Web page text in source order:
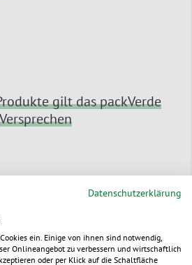
gilt das packVerde
Versprechen
Lieferung
bis Mo-Do 15:30 Uhr, Fr
erreichen Sie i.d.R. in 1-2
Datenschutzerklärung
ein. Einige von ihnen sind notwendig,
Onlineangebot zu verbessern und wirtschaftlich
oder per Klick auf die Schaltfläche